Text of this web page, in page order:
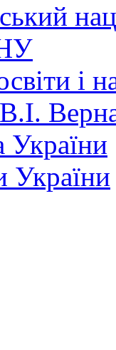
і
України
України